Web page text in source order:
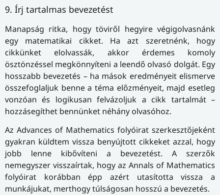
9. Írj tartalmas bevezetést
Manapság ritka, hogy töviről hegyire végigolvasnánk
egy matematikai cikket. Ha azt szeretnénk, hogy
cikkünket elolvassák, akkor érdemes komoly
ösztönzéssel megkönnyíteni a leendő olvasó dolgát. Egy
hosszabb bevezetés – ha mások eredményeit elismerve
összefoglaljuk benne a téma előzményeit, majd esetleg
vonzóan és logikusan felvázoljuk a cikk tartalmát –
hozzásegíthet bennünket néhány olvasóhoz.
Az Advances of Mathematics folyóirat szerkesztőjeként
gyakran küldtem vissza benyújtott cikkeket azzal, hogy
jobb lenne kibővíteni a bevezetést. A szerzők
nemegyszer visszaírtak, hogy az Annals of Mathematics
folyóirat korábban épp azért utasította vissza a
munkájukat, merthogy túlságosan hosszú a bevezetés.